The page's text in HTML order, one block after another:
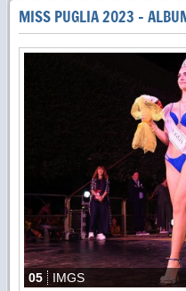
MISS PUGLIA 2023 -
05 IMGS